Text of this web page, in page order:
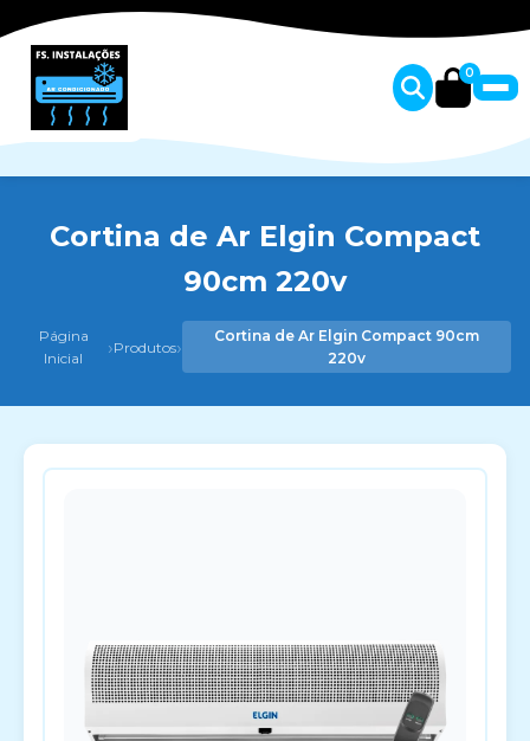
0
Cortina de Ar Elgin Compact
90cm 220v
Página
Inicial
›Produtos›
Cortina de Ar Elgin Compact 90cm
220v